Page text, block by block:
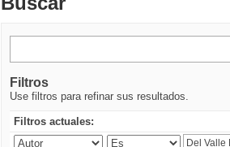
Filtros
Use filtros para refinar sus resultados.
Filtros actuales: